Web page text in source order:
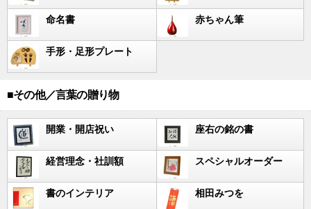
命名書 赤ちゃん筆
手形・足形プレート
■その他／言葉の贈り物
開業・開店祝い 座右の銘の書
経営理念・社訓額 スペシャルオーダー
書のインテリア 相田みつを